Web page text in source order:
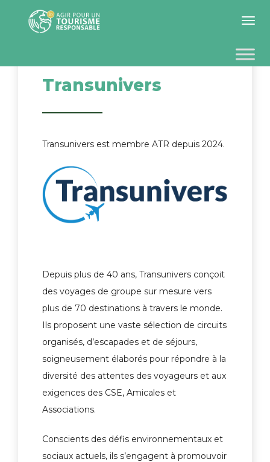
Toggle
Transunivers
Transunivers est membre ATR depuis 2024.
Depuis plus de 40 ans, Transunivers conçoit
des voyages de groupe sur mesure vers
plus de 70 destinations à travers le monde.
Ils proposent une vaste sélection de circuits
organisés, d’escapades et de séjours,
soigneusement élaborés pour répondre à la
diversité des attentes des voyageurs et aux
exigences des CSE, Amicales et
Associations.
Conscients des défis environnementaux et
sociaux actuels, ils s’engagent à promouvoir